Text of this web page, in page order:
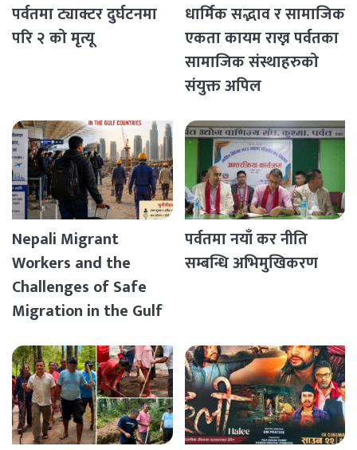
पर्वतमा ट्याक्टर दुर्घटनमा
परि २ को मृत्यू
धार्मिक सद्भाव र सामाजिक
एकता कायम राख्न पर्वतका
सामाजिक संस्थाहरुको
संयुक्त अपिल
Nepali Migrant
Workers and the
Challenges of Safe
Migration in the Gulf
पर्वतमा नयाँ कर नीति
सम्बन्धि अभिमुखिकरण